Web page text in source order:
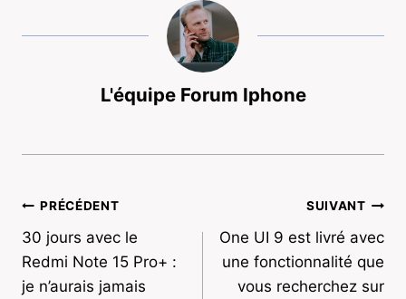
L'équipe Forum Iphone
Navigation
de
l’article
PRÉCÉDENT
30 jours avec le
Redmi Note 15 Pro+ :
je n’aurais jamais
SUIVANT
One UI 9 est livré avec
une fonctionnalité que
vous recherchez sur